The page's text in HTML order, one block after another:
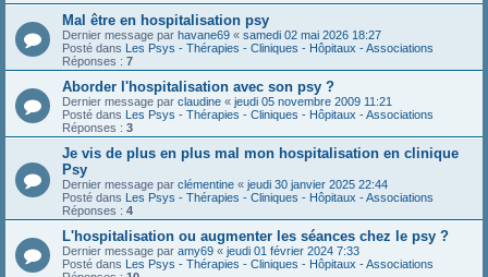
Mal être en hospitalisation psy
Dernier message par havane69 « samedi 02 mai 2026 18:27
Posté dans
Les Psys - Thérapies - Cliniques - Hôpitaux - Associations
Réponses : 7
Aborder l'hospitalisation avec son psy ?
Dernier message par claudine « jeudi 05 novembre 2009 11:21
Posté dans
Les Psys - Thérapies - Cliniques - Hôpitaux - Associations
Réponses : 3
Je vis de plus en plus mal mon hospitalisation en clinique
Psy
Dernier message par clémentine « jeudi 30 janvier 2025 22:44
Posté dans
Les Psys - Thérapies - Cliniques - Hôpitaux - Associations
Réponses : 4
L'hospitalisation ou augmenter les séances chez le psy ?
Dernier message par amy69 « jeudi 01 février 2024 7:33
Posté dans
Les Psys - Thérapies - Cliniques - Hôpitaux - Associations